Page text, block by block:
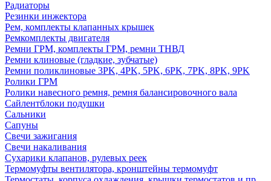
Радиаторы
Резинки инжектора
Рем, комплекты клапанных крышек
Ремкомплекты двигателя
Ремни ГРМ, комплекты ГРМ, ремни ТНВД
Ремни клиновые (гладкие, зубчатые)
Ремни поликлиновые 3PK, 4PK, 5PK, 6PK, 7PK, 8PK, 9PK
Ролики ГРМ
Ролики навесного ремня, ремня балансировочного вала
Сайлентблоки подушки
Сальники
Сапуны
Свечи зажигания
Свечи накаливания
Сухарики клапанов, рулевых реек
Термомуфты вентилятора, кронштейны термомуфт